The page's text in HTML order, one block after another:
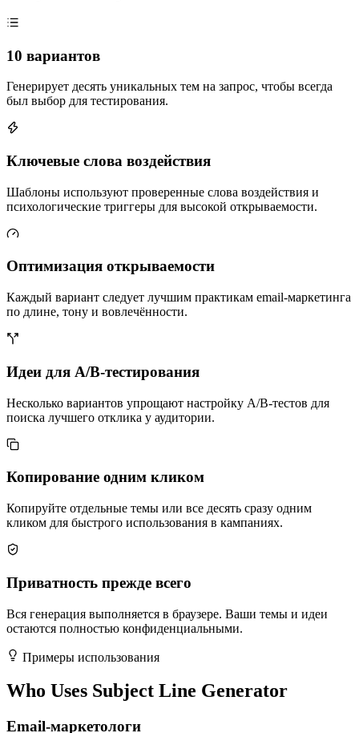
10 вариантов
Генерирует десять уникальных тем на запрос, чтобы всегда
был выбор для тестирования.
Ключевые слова воздействия
Шаблоны используют проверенные слова воздействия и
психологические триггеры для высокой открываемости.
Оптимизация открываемости
Каждый вариант следует лучшим практикам email-маркетинга
по длине, тону и вовлечённости.
Идеи для A/B-тестирования
Несколько вариантов упрощают настройку A/B-тестов для
поиска лучшего отклика у аудитории.
Копирование одним кликом
Копируйте отдельные темы или все десять сразу одним
кликом для быстрого использования в кампаниях.
Приватность прежде всего
Вся генерация выполняется в браузере. Ваши темы и идеи
остаются полностью конфиденциальными.
Примеры использования
Who Uses Subject Line Generator
Email-маркетологи